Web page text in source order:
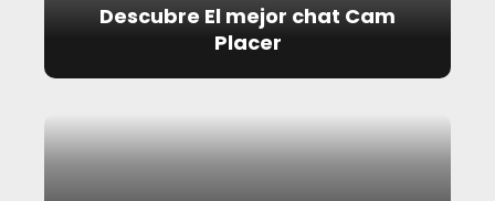
Descubre El mejor chat Cam
Placer